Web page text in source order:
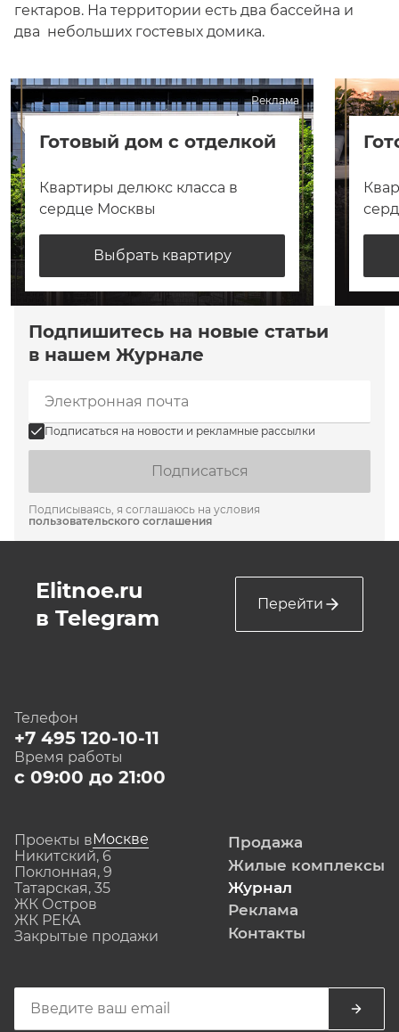
гектаров. На территории есть два бассейна и
два небольших гостевых домика.
Реклама
Готовый дом с отделкой
Квартиры делюкс класса в
сердце Москвы
Выбрать квартиру
Подпишитесь на новые статьи
в нашем Журнале
Подписаться на новости и рекламные рассылки
Подписаться
Подписываясь, я соглашаюсь на условия
пользовательского соглашения
Elitnoe.ru
в Telegram
Перейти
Телефон
+7 495 120-10-11
Время работы
с 09:00 до 21:00
Проекты вМоскве
Никитский, 6
Поклонная, 9
Татарская, 35
ЖК Остров
ЖК РЕКА
Закрытые продажи
Продажа
Жилые комплексы
Журнал
Реклама
Контакты